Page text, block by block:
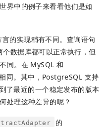
中的例子来看看他们是如
的实现稍有不同。查询语句
个数据库都可以正常执行，但
同。在 MySQL 和
同。其中，PostgreSQL 支持
了最近的一个稳定发布的版本
处理这种差异的呢？
的